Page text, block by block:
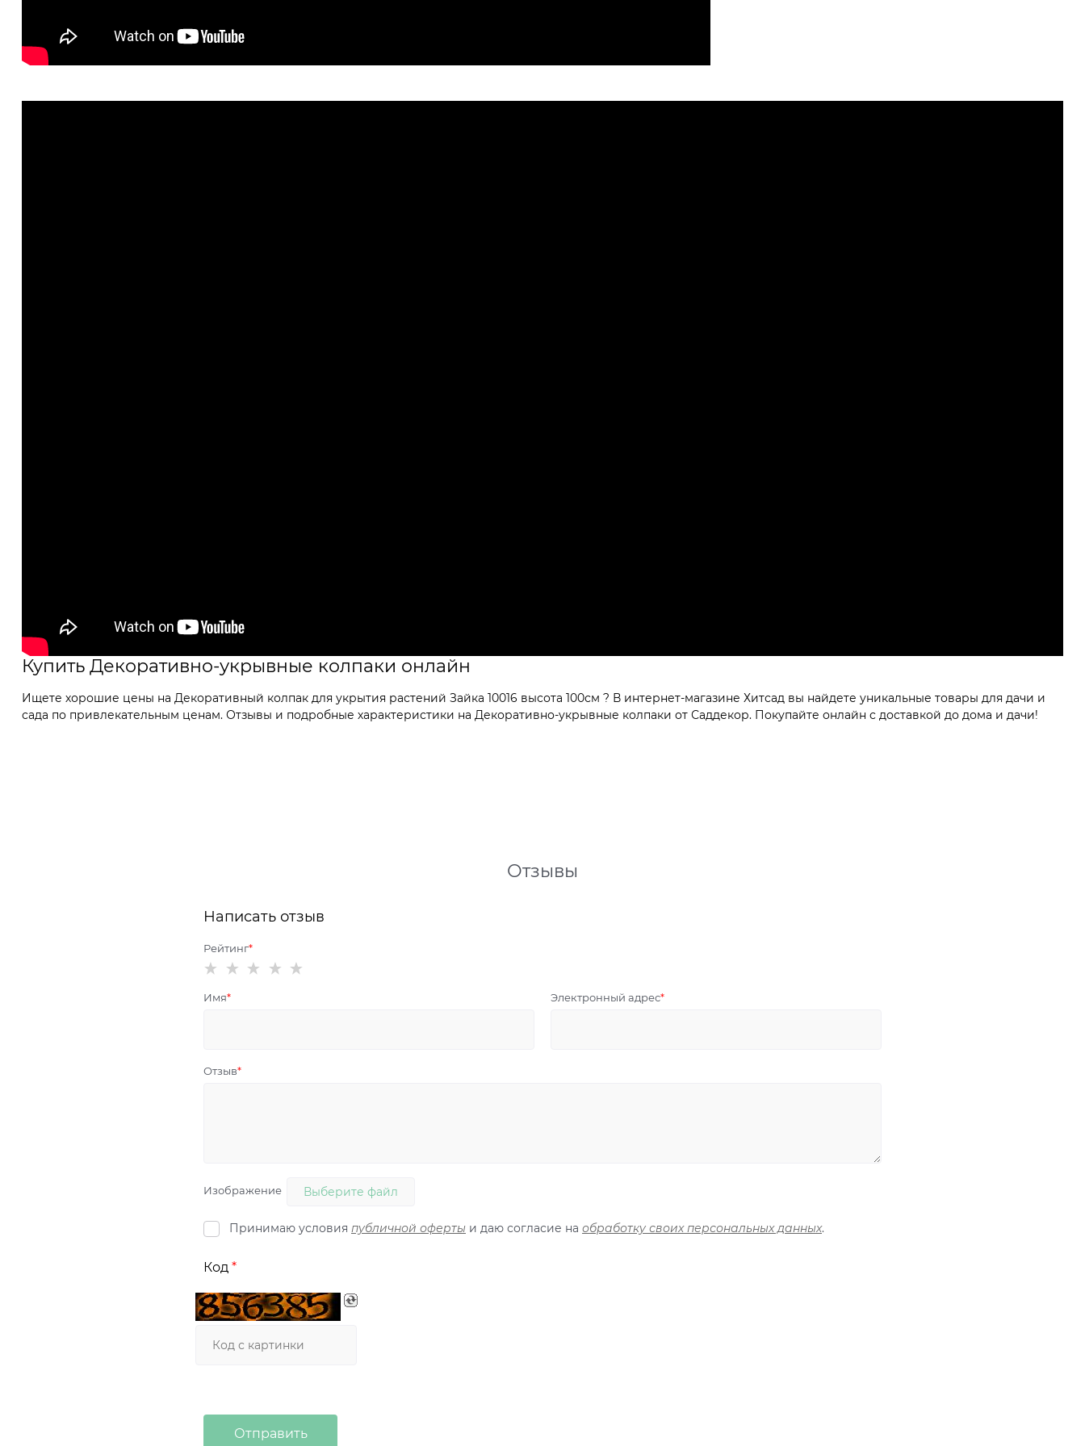
Купить Декоративно-укрывные колпаки онлайн
Ищете хорошие цены на Декоративный колпак для укрытия растений Зайка 10016 высота 100см ? В интернет-магазине Хитсад вы найдете уникальные товары для дачи и
сада по привлекательным ценам. Отзывы и подробные характеристики на Декоративно-укрывные колпаки от Саддекор. Покупайте онлайн с доставкой до дома и дачи!
Отзывы
Написать отзыв
Рейтинг
Имя Электронный адрес
Отзыв
Изображение Выберите файл
Принимаю условия публичной оферты и даю согласие на обработку своих персональных данных.
Код